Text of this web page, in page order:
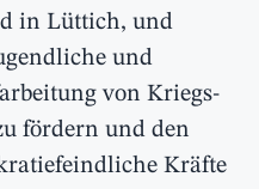
in Lüttich, und
und
von Kriegs-
fördern und den
Kräfte